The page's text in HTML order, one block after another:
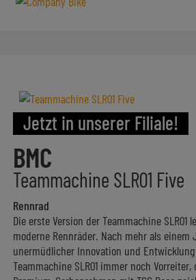
Jetzt in unserer Filiale!
BMC
Teammachine SLR01 Five
Rennrad
Die erste Version der Teammachine
moderne Rennräder. Nach mehr als einem
unermüdlicher Innovation und
Teammachine SLR01 immer noch